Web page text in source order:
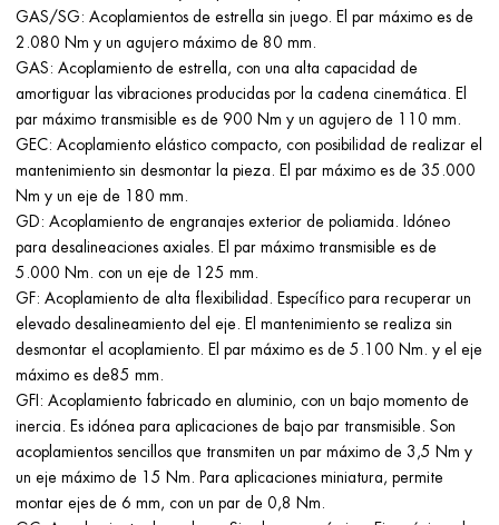
GAS/SG: Acoplamientos de estrella sin juego. El par máximo es de
2.080 Nm y un agujero máximo de 80 mm.
GAS: Acoplamiento de estrella, con una alta capacidad de
amortiguar las vibraciones producidas por la cadena cinemática. El
par máximo transmisible es de 900 Nm y un agujero de 110 mm.
GEC: Acoplamiento elástico compacto, con posibilidad de realizar el
mantenimiento sin desmontar la pieza. El par máximo es de 35.000
Nm y un eje de 180 mm.
GD: Acoplamiento de engranajes exterior de poliamida. Idóneo
para desalineaciones axiales. El par máximo transmisible es de
5.000 Nm. con un eje de 125 mm.
GF: Acoplamiento de alta flexibilidad. Específico para recuperar un
elevado desalineamiento del eje. El mantenimiento se realiza sin
desmontar el acoplamiento. El par máximo es de 5.100 Nm. y el eje
máximo es de85 mm.
GFI: Acoplamiento fabricado en aluminio, con un bajo momento de
inercia. Es idónea para aplicaciones de bajo par transmisible. Son
acoplamientos sencillos que transmiten un par máximo de 3,5 Nm y
un eje máximo de 15 Nm. Para aplicaciones miniatura, permite
montar ejes de 6 mm, con un par de 0,8 Nm.